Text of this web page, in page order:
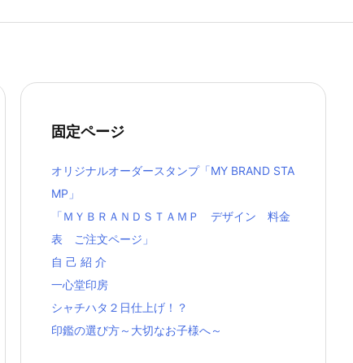
固定ページ
オリジナルオーダースタンプ「MY BRAND STA
MP」
「ＭＹＢＲＡＮＤＳＴＡＭＰ デザイン 料金
表 ご注文ページ」
自 己 紹 介
一心堂印房
シャチハタ２日仕上げ！？
印鑑の選び方～大切なお子様へ～